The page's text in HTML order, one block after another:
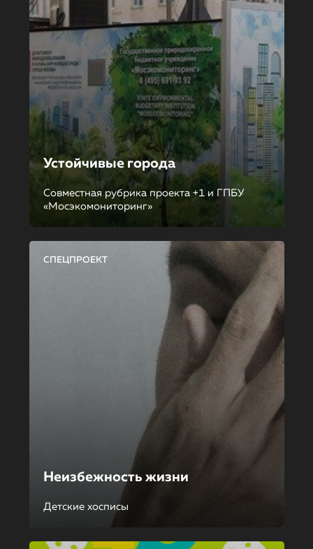
Устойчивые города
Совместная рубрика проекта +1 и ГПБУ
«Мосэкомониторинг»
СПЕЦПРОЕКТ
Неизбежность жизни
Детские хосписы